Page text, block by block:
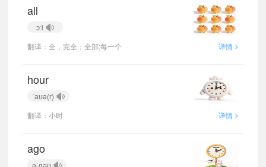
all
ɔːl
翻译：全，完全；全部;每一个
详情 >
hour
ˈaʊə(r)
翻译：小时
详情 >
ago
əˈɡəʊ